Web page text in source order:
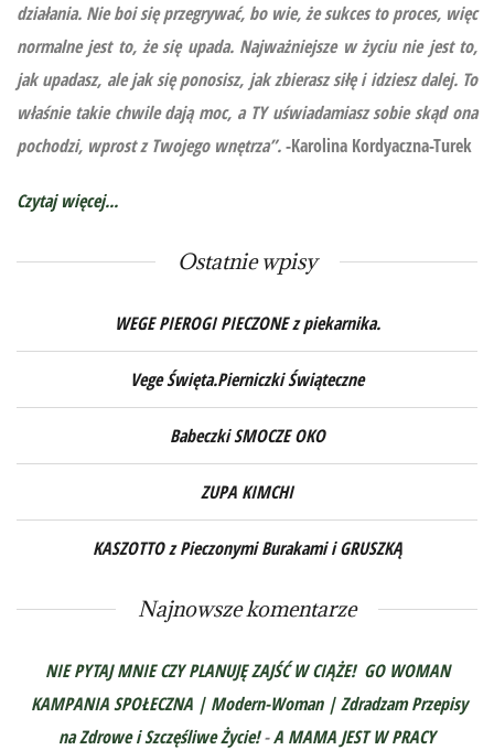
działania. Nie boi się przegrywać, bo wie, że sukces to proces, więc
normalne jest to, że się upada. Najważniejsze w życiu nie jest to,
jak upadasz, ale jak się ponosisz, jak zbierasz siłę i idziesz dalej. To
właśnie takie chwile dają moc, a TY uświadamiasz sobie skąd ona
pochodzi, wprost z Twojego wnętrza”.-Karolina Kordyaczna-Turek
Czytaj więcej...
Ostatnie wpisy
WEGE PIEROGI PIECZONE z piekarnika.
Vege Święta.Pierniczki Świąteczne
Babeczki SMOCZE OKO
ZUPA KIMCHI
KASZOTTO z Pieczonymi Burakami i GRUSZKĄ
Najnowsze komentarze
NIE PYTAJ MNIE CZY PLANUJĘ ZAJŚĆ W CIĄŻE! GO WOMAN
KAMPANIA SPOŁECZNA | Modern-Woman | Zdradzam Przepisy
na Zdrowe i Szczęśliwe Życie!-A MAMA JEST W PRACY